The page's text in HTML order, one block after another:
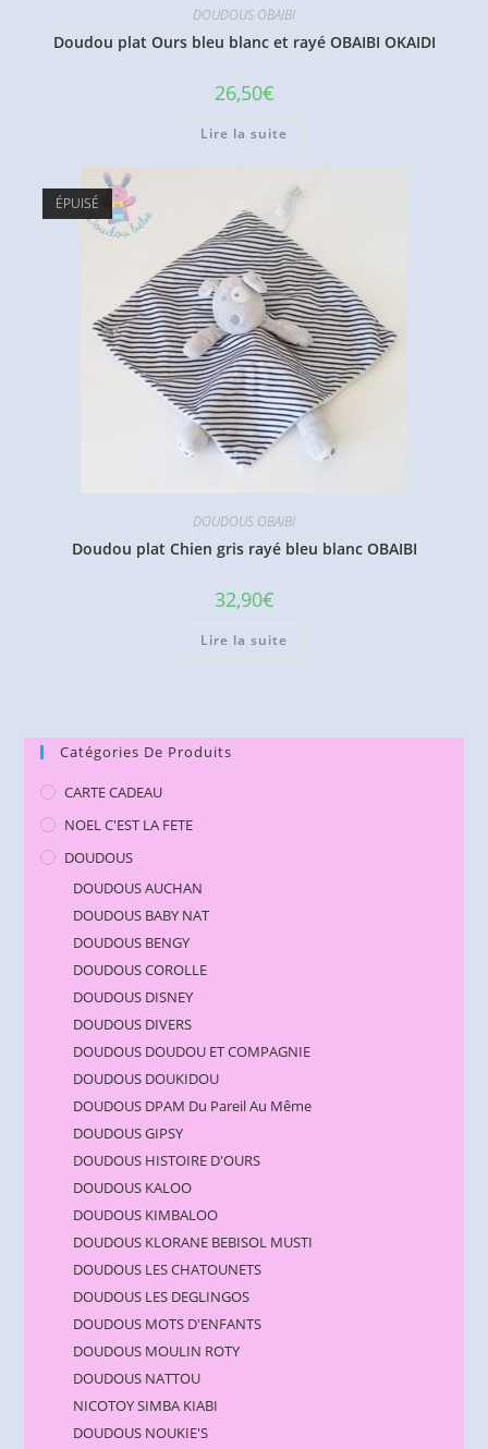
DOUDOUS OBAIBI
Doudou plat Ours bleu blanc et rayé OBAIBI OKAIDI
26,50€
Lire la suite
ÉPUISÉ
DOUDOUS OBAIBI
Doudou plat Chien gris rayé bleu blanc OBAIBI
32,90€
Lire la suite
Catégories De Produits
CARTE CADEAU
NOEL C'EST LA FETE
DOUDOUS
DOUDOUS AUCHAN
DOUDOUS BABY NAT
DOUDOUS BENGY
DOUDOUS COROLLE
DOUDOUS DISNEY
DOUDOUS DIVERS
DOUDOUS DOUDOU ET COMPAGNIE
DOUDOUS DOUKIDOU
DOUDOUS DPAM Du Pareil Au Même
DOUDOUS GIPSY
DOUDOUS HISTOIRE D'OURS
DOUDOUS KALOO
DOUDOUS KIMBALOO
DOUDOUS KLORANE BEBISOL MUSTI
DOUDOUS LES CHATOUNETS
DOUDOUS LES DEGLINGOS
DOUDOUS MOTS D'ENFANTS
DOUDOUS MOULIN ROTY
DOUDOUS NATTOU
NICOTOY SIMBA KIABI
DOUDOUS NOUKIE'S